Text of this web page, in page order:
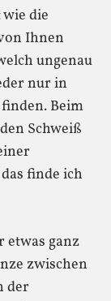
die
Ihnen
ungenau
nur in
Beim
Schweiß
finde ich
etwas ganz
zwischen
der